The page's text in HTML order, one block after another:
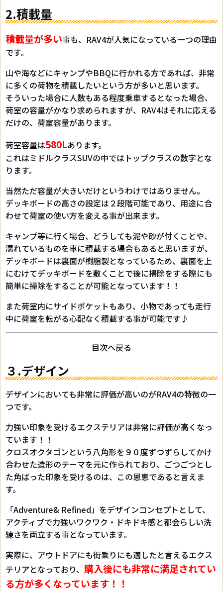
2.積載量
積載量が多い事も、RAV4が人気になっている一つの理由
です。
山や海などにキャンプやBBQに行かれる方であれば、非常
に多くの荷物を積載したいという方が多いと思います。
そういった場合に人数もある程度乗車するとなった場合、
荷室の容量がかなり求められますが、RAV4はそれに応える
だけの、荷室容量があります。
荷室容量は580Lあります。
これはミドルクラスSUVの中ではトップクラスの数字とな
ります。
当然ただ容量が大きいだけというわけではありません。
デッキボードの高さの設定は２段階可能であり、用途に合
わせて荷室の使い方を変える事が出来ます。
キャンプ等に行く場合、どうしても泥や砂が付くことや、
濡れているものを車に積載する場合もあると思いますが、
デッキボードは裏面が樹脂製となっているため、裏面を上
にむけてデッキボードを敷くことで後に掃除をする際にも
簡単に掃除をすることが可能となっています！！
また荷室内にサイドポケットもあり、小物であっても走行
中に荷室を転がる心配なく積載する事が可能です♪
目次へ戻る
３.デザイン
デザインにおいても非常に評価が高いのがRAV4の特徴の一
つです。
力強い印象を受けるエクステリアは非常に評価が高くなっ
ています！！
クロスオクタゴンという八角形を９０度ずつずらしてかけ
合わせた造形のテーマを元に作られており、ごつごつとし
た角ばった印象を受けるのは、この恩恵であると言えま
す。
「Adventure& Refined」をデザインコンセプトとして、
アクティブで力強いワクワク・ドキドキ感と都会らしい洗
練さを両立する事となっています。
実際に、アウトドアにも街乗りにも適したと言えるエクス
テリアとなっており、 購入後にも非常に満足されてい
る方が多くなっています！！